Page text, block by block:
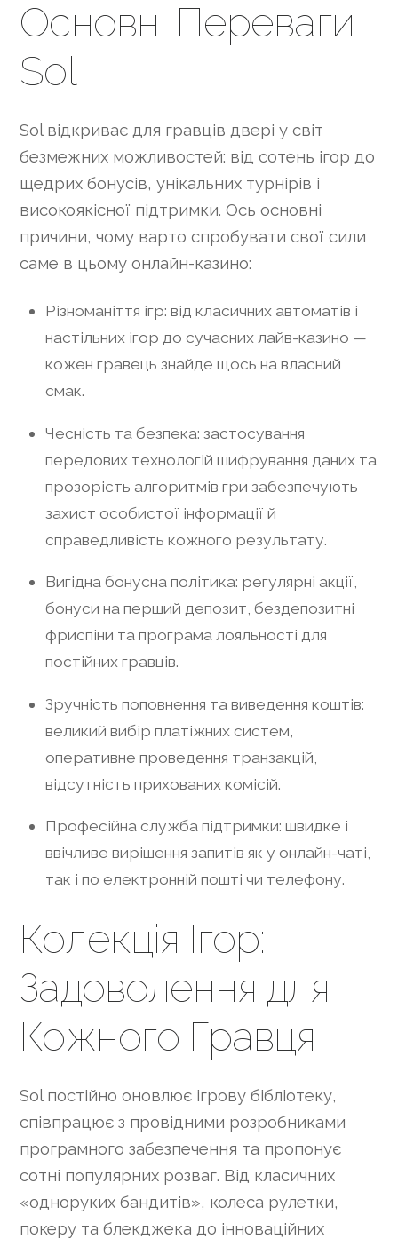
Основні Переваги
Sol
Sol відкриває для гравців двері у світ
безмежних можливостей: від сотень ігор до
щедрих бонусів, унікальних турнірів і
високоякісної підтримки. Ось основні
причини, чому варто спробувати свої сили
саме в цьому онлайн-казино:
Різноманіття ігр: від класичних автоматів і
настільних ігор до сучасних лайв-казино —
кожен гравець знайде щось на власний
смак.
Чесність та безпека: застосування
передових технологій шифрування даних та
прозорість алгоритмів гри забезпечують
захист особистої інформації й
справедливість кожного результату.
Вигідна бонусна політика: регулярні акції,
бонуси на перший депозит, бездепозитні
фриспіни та програма лояльності для
постійних гравців.
Зручність поповнення та виведення коштів:
великий вибір платіжних систем,
оперативне проведення транзакцій,
відсутність прихованих комісій.
Професійна служба підтримки: швидке і
ввічливе вирішення запитів як у онлайн-чаті,
так і по електронній пошті чи телефону.
Колекція Ігор:
Задоволення для
Кожного Гравця
Sol постійно оновлює ігрову бібліотеку,
співпрацює з провідними розробниками
програмного забезпечення та пропонує
сотні популярних розваг. Від класичних
«одноруких бандитів», колеса рулетки,
покеру та блекджека до інноваційних